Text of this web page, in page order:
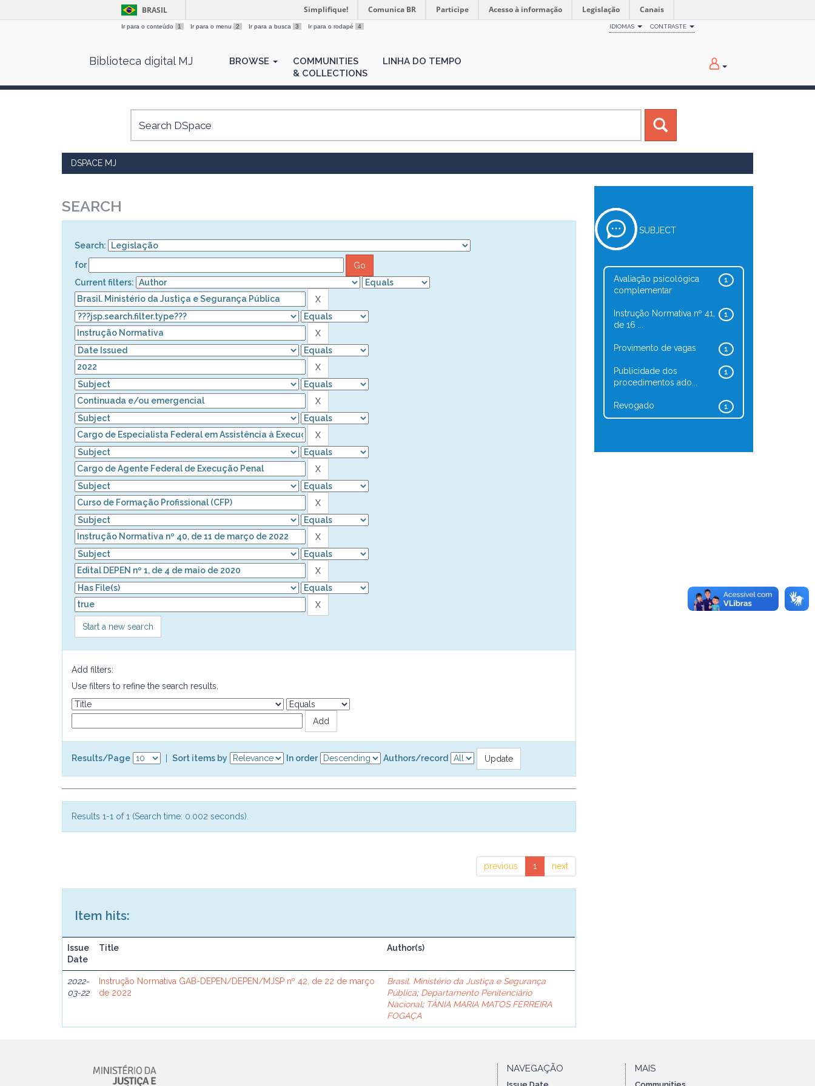
BRASIL Simplifique! Comunica BR Participe Acesso à informação Legislação Canais
Ir para o conteúdo 1 Ir para o menu 2 Ir para a busca 3 Ir para o rodapé 4 IDIOMAS CONTRASTE
Biblioteca digital MJ BROWSE
COMMUNITIES
& COLLECTIONS
LINHA DO TEMPO
DSPACE MJ
SEARCH
Search:
for
Current filters:
Start a new search
Add filters:
Use filters to refine the search results.
Results/Page Sort items by In order Authors/record
Results 1-1 of 1 (Search time: 0.002 seconds).
previous 1 next
Item hits:
Issue
Date
Title Author(s)
2022-
03-22
Instrução Normativa GAB-DEPEN/DEPEN/MJSP nº 42, de 22 de março
de 2022
Brasil. Ministério da Justiça e Segurança
Pública; Departamento Penitenciário
Nacional; TÂNIA MARIA MATOS FERREIRA
FOGAÇA
SUBJECT
1
Avaliação psicológica
complementar
1
Instrução Normativa nº 41,
de 16 ...
1
Provimento de vagas
1
Publicidade dos
procedimentos ado...
1
Revogado
NAVEGAÇÃO MAIS